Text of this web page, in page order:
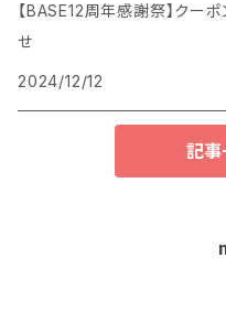
【BASE12周年感謝祭】クー
せ
2024/12/12
記事